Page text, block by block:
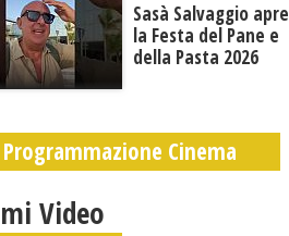
Sasà Salvaggio apre
la Festa del Pane e
della Pasta 2026
Programmazione Cinema
Video